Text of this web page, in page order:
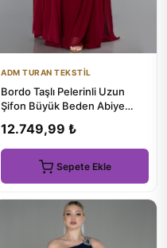
ADM TURAN TEKSTİL
Bordo Taşlı Pelerinli Uzun
Şifon Büyük Beden Abiye
12.749,99 ₺
Sepete Ekle